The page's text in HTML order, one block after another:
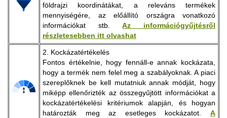
földrajzi koordinátákat, a releváns termékek
mennyiségére, az előállító országra vonatkozó
információkat stb.Az információgyűjtésről
részletesebben itt olvashat
2. Kockázatértékelés
Fontos értékelnie, hogy fennáll-e annak kockázata,
hogy a termék nem felel meg a szabályoknak. A piaci
szereplőknek be kell mutatniuk annak módját, hogy
miképp ellenőrizték az összegyűjtött információkat a
kockázatértékelési kritériumok alapján, és hogyan
határozták meg az esetleges kockázatot. A